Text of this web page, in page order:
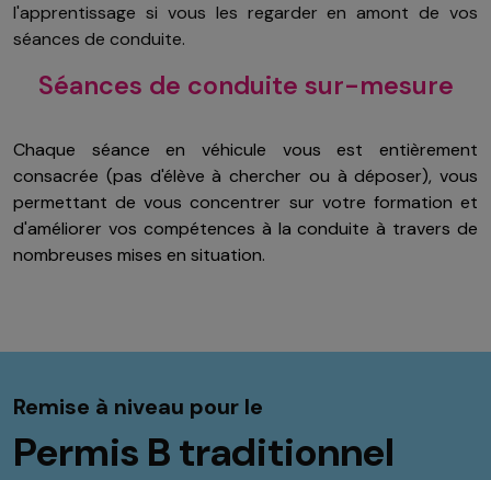
l'apprentissage si vous les regarder en amont de vos
séances de conduite.
Séances de conduite sur-mesure
Chaque séance en véhicule vous est entièrement
consacrée (pas d'élève à chercher ou à déposer), vous
permettant de vous concentrer sur votre formation et
d'améliorer vos compétences à la conduite à travers de
nombreuses mises en situation.
Remise à niveau pour le
Permis B traditionnel